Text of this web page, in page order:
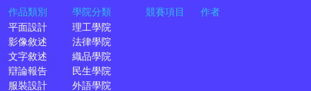
作品類別
平面設計
影像敘述
文字敘述
辯論報告
服裝設計
學院分類
理工學院
法律學院
織品學院
民生學院
外語學院
競賽項目 作者